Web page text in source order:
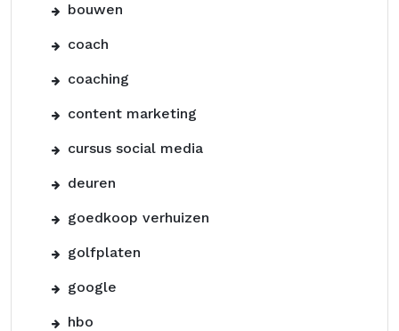
bouwen
coach
coaching
content marketing
cursus social media
deuren
goedkoop verhuizen
golfplaten
google
hbo